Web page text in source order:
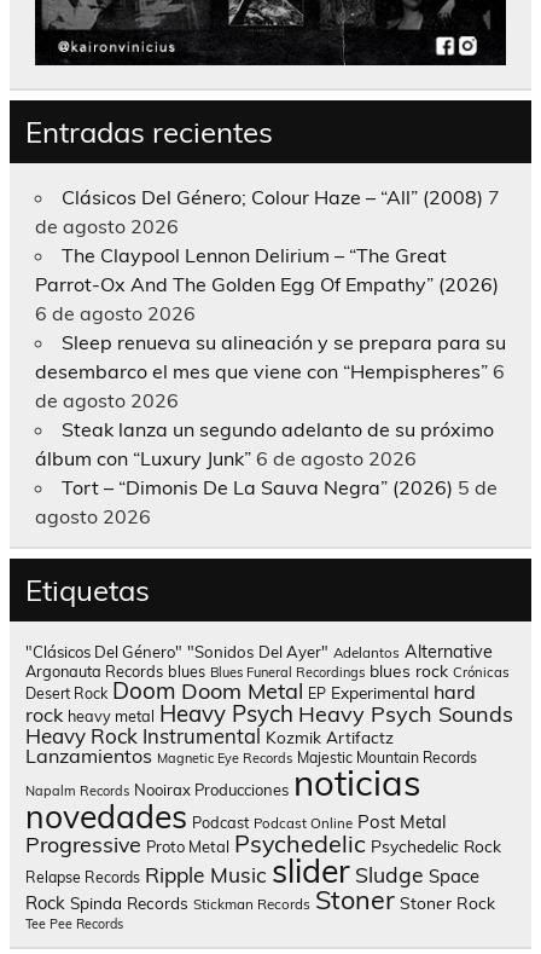
Entradas recientes
Clásicos Del Género; Colour Haze – “All” (2008) 7
de agosto 2026
The Claypool Lennon Delirium – “The Great
Parrot-Ox And The Golden Egg Of Empathy” (2026)
6 de agosto 2026
Sleep renueva su alineación y se prepara para su
desembarco el mes que viene con “Hempispheres” 6
de agosto 2026
Steak lanza un segundo adelanto de su próximo
álbum con “Luxury Junk” 6 de agosto 2026
Tort – “Dimonis De La Sauva Negra” (2026) 5 de
agosto 2026
Etiquetas
"Clásicos Del Género" "Sonidos Del Ayer" Adelantos Alternative
Argonauta Records blues Blues Funeral Recordings blues rock Crónicas
Desert Rock Doom Doom Metal EP Experimental hard
rock heavy metal Heavy Psych Heavy Psych Sounds
Heavy Rock Instrumental Kozmik Artifactz
Lanzamientos Magnetic Eye Records Majestic Mountain Records
Napalm Records Nooirax Producciones noticias
novedades Podcast Podcast Online Post Metal
Progressive Proto Metal Psychedelic Psychedelic Rock
Relapse Records Ripple Music slider Sludge Space
Rock Spinda Records Stickman Records Stoner Stoner Rock
Tee Pee Records